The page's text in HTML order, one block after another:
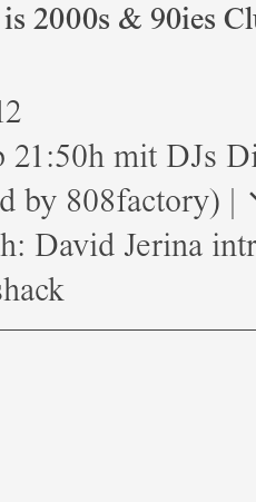
2000s & 90ies
21:50h mit DJs
by 808factory)
David Jerina